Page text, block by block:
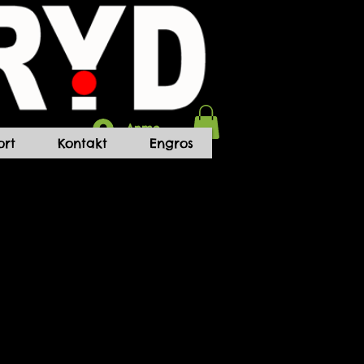
Anmelden
Kontakt Engros